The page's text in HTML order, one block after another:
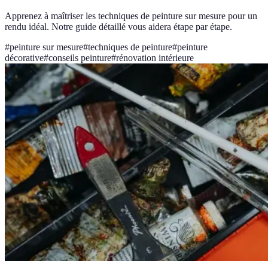
Apprenez à maîtriser les techniques de peinture sur mesure pour un
rendu idéal. Notre guide détaillé vous aidera étape par étape.
#peinture sur mesure#techniques de peinture#peinture
décorative#conseils peinture#rénovation intérieure